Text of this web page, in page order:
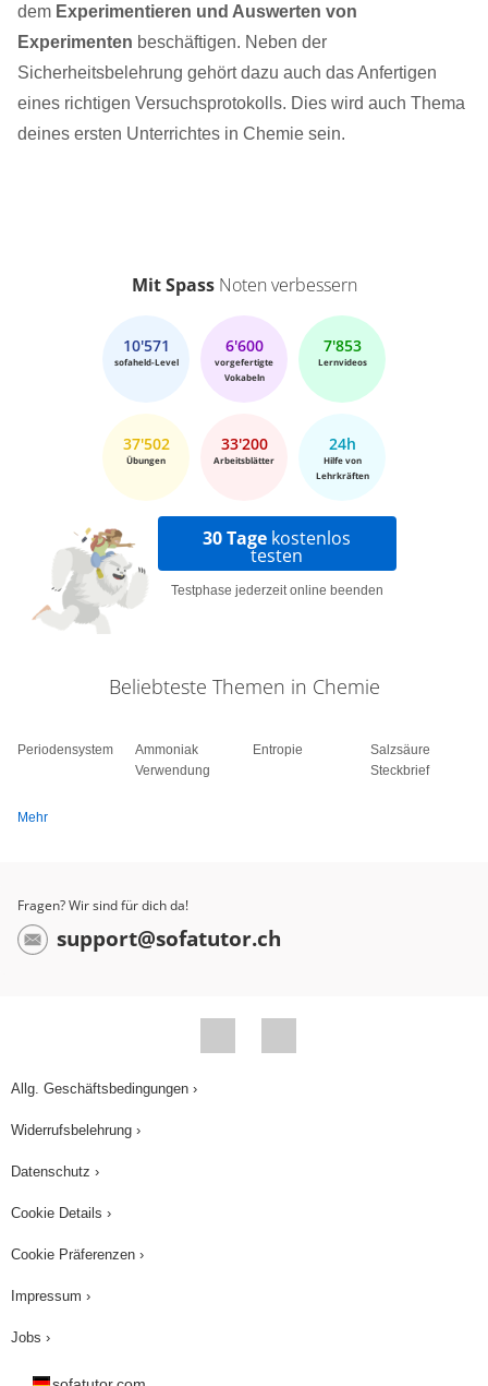
dem Experimentieren und Auswerten von
Experimenten beschäftigen. Neben der
Sicherheitsbelehrung gehört dazu auch das Anfertigen
eines richtigen Versuchsprotokolls. Dies wird auch Thema
deines ersten Unterrichtes in Chemie sein.
Mit SpassNoten verbessern
10'571
sofaheld-Level
6'600
vorgefertigte
Vokabeln
7'853
Lernvideos
37'502
Übungen
33'200
Arbeitsblätter
24h
Hilfe von
Lehrkräften
30 Tage kostenlos
testen
Testphase jederzeit online beenden
Beliebteste Themen in Chemie
Periodensystem
Ammoniak
Verwendung
Entropie
Salzsäure
Steckbrief
Mehr
Fragen? Wir sind für dich da!
support@sofatutor.ch
Allg. Geschäftsbedingungen ›
Widerrufsbelehrung ›
Datenschutz ›
Cookie Details ›
Cookie Präferenzen ›
Impressum ›
Jobs ›